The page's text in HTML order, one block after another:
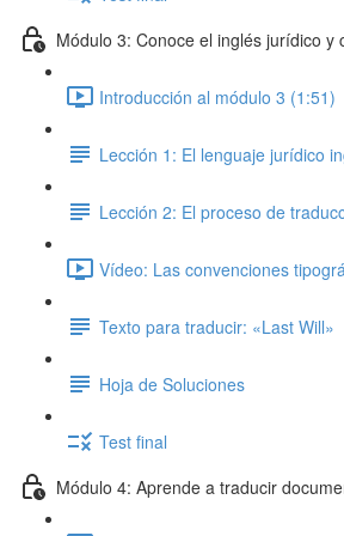
Módulo 3: Conoce el inglés jurídico y
Introducción al módulo 3 (1:51)
Lección 1: El lenguaje jurídico
Lección 2: El proceso de
Vídeo: Las convenciones
Texto para traducir: «Last Will»
Hoja de Soluciones
Test final
Módulo 4: Aprende a traducir